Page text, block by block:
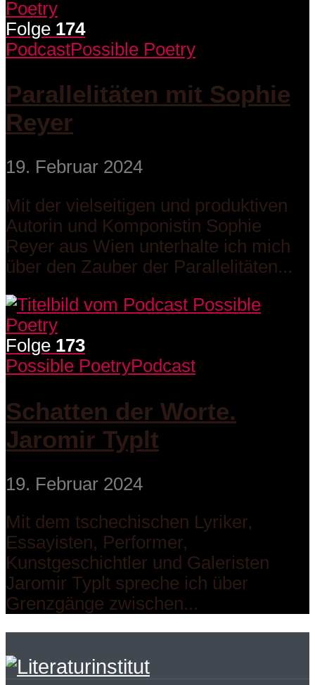
Folge 174
PodcastPossible Poetry
Parallelitäten mit Sophie
Reyer
19. Februar 2024
Mit der vielseitigen und produktiven
Autorin und Komponistin Sophie
Reyer aus Wien unterhalte ich mich
über den Zauber der Parallelitäten...
Folge 173
Possible PoetryPodcast
Schatten der Worte.
Jaromir Typlt
19. Februar 2024
Mit dem tschechischen Lyriker,
Essayisten, Performer,
Kunstgeschichtler und Galeristen
Jaromir Typlt spreche ich über
Grenzgänge zwischen...